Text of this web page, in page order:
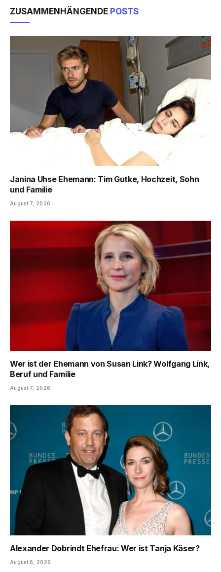
ZUSAMMENHÄNGENDE POSTS
Janina Uhse Ehemann: Tim Gutke, Hochzeit, Sohn
und Familie
August 7, 2026
Wer ist der Ehemann von Susan Link? Wolfgang Link,
Beruf und Familie
August 7, 2026
Alexander Dobrindt Ehefrau: Wer ist Tanja Käser?
August 6, 2026